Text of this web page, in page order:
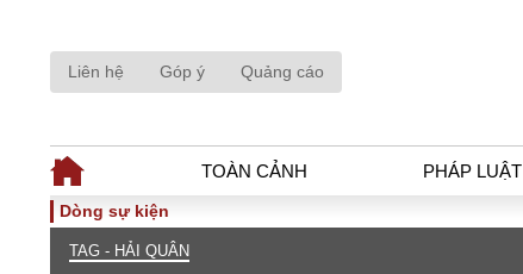
Liên hệ Góp ý Quảng cáo
TOÀN CẢNH PHÁP LUẬT
TOÀN CẢNH
Dòng sự kiện
TAG - HẢI QUÂN